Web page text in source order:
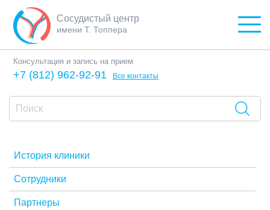
Сосудистый центр
имени Т. Топпера
Консультация и запись на прием
+7 (812) 962-92-91 Все контакты
История клиники
Сотрудники
Партнеры